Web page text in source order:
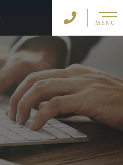
MENU